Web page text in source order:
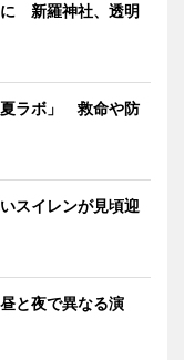
に 新羅神社、透明
夏ラボ」 救命や防
スイレンが見頃迎
と夜で異なる演